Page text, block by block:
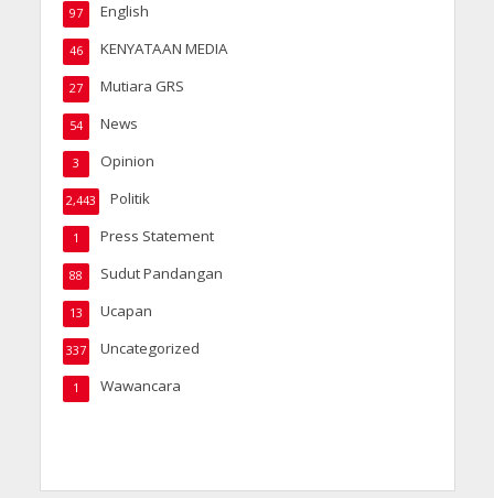
English
97
KENYATAAN MEDIA
46
Mutiara GRS
27
News
54
Opinion
3
Politik
2,443
Press Statement
1
Sudut Pandangan
88
Ucapan
13
Uncategorized
337
Wawancara
1